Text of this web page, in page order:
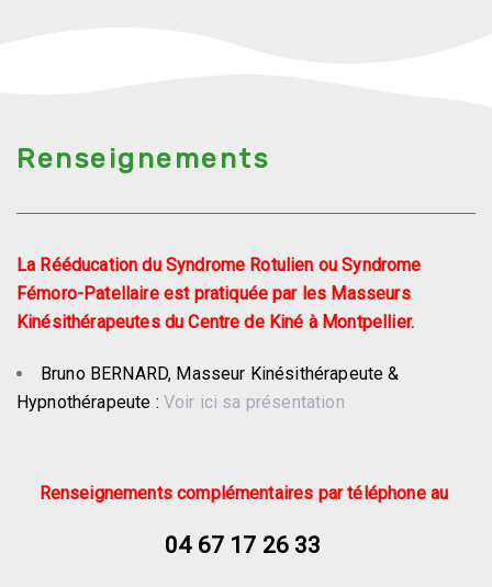
Renseignements
La Rééducation du Syndrome Rotulien ou Syndrome
Fémoro-Patellaire est pratiquée par les Masseurs
Kinésithérapeutes du Centre de Kiné à Montpellier.
Bruno BERNARD, Masseur Kinésithérapeute &
Hypnothérapeute : Voir ici sa présentation
Renseignements complémentaires par téléphone au
04 67 17 26 33